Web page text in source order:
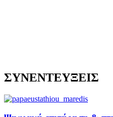
ΣΥΝΕΝΤΕΥΞΕΙΣ